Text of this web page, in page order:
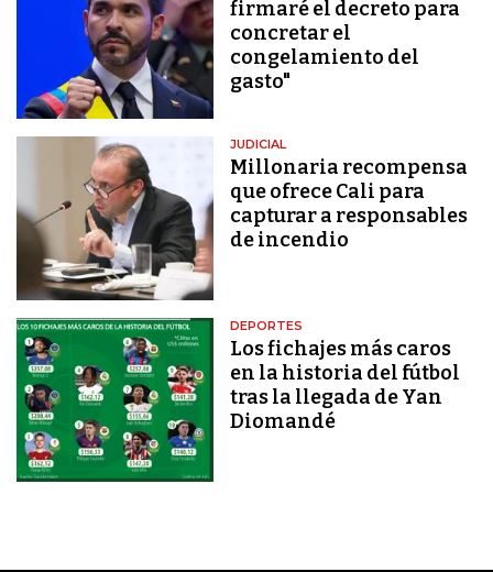
firmaré el decreto para
concretar el
congelamiento del
gasto"
JUDICIAL
Millonaria recompensa
que ofrece Cali para
capturar a responsables
de incendio
DEPORTES
Los fichajes más caros
en la historia del fútbol
tras la llegada de Yan
Diomandé